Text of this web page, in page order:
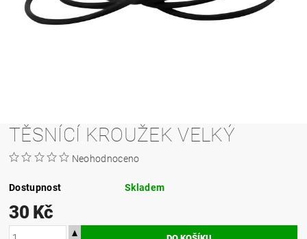
TĚSNÍCÍ KROUŽEK VELKÝ
Neohodnoceno
Dostupnost Skladem
30 Kč